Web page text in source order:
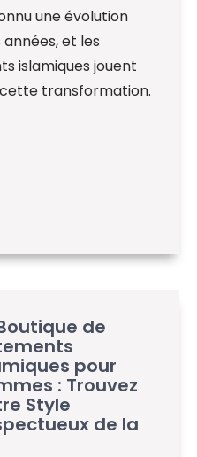
une évolution
et les
islamiques jouent
transformation.
de
pour
: Trouvez
Style
de la